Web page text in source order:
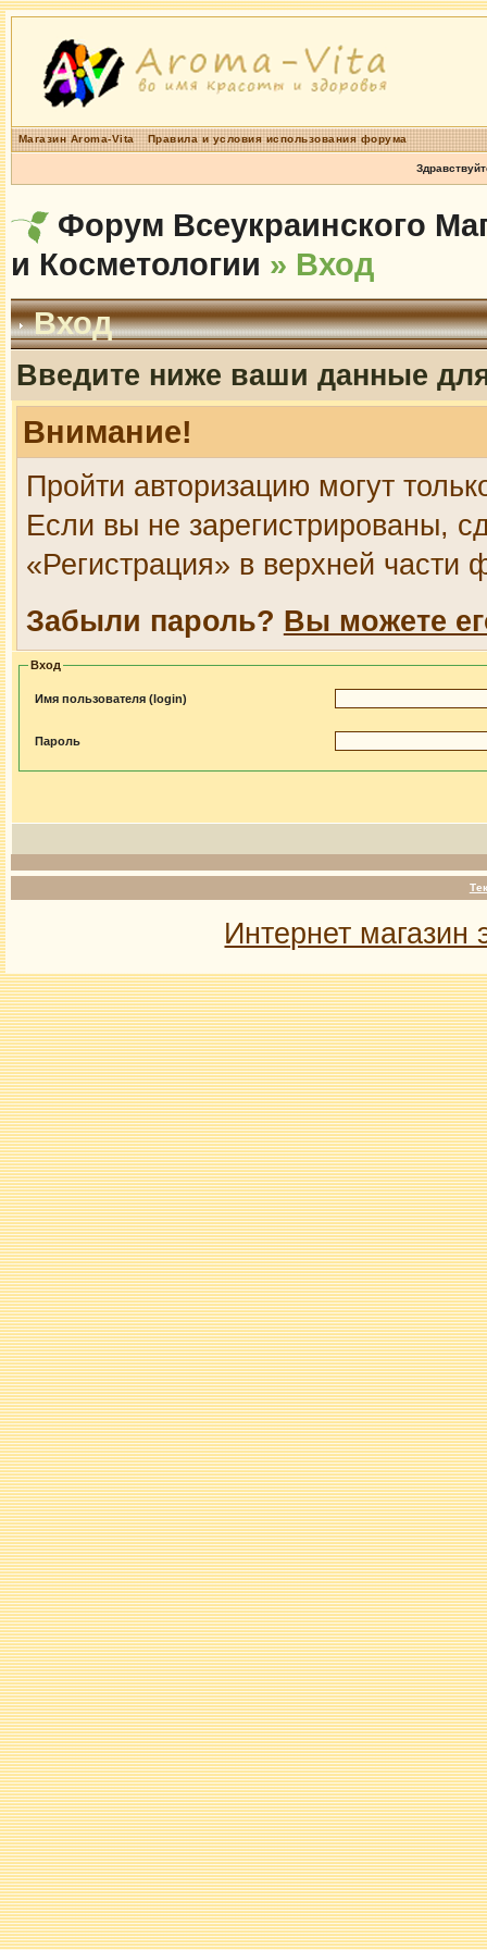
Магазин Aroma-Vita Правила и условия использования форума
Форум Всеукраинского
и Косметологии » Вход
Вход
Введите ниже ваши данные
Внимание!
Пройти авторизацию могут
Если вы не зарегистрированы,
«Регистрация» в верхней части
Забыли пароль? Вы можете
Вход
Имя пользователя (login)
Пароль
Интернет